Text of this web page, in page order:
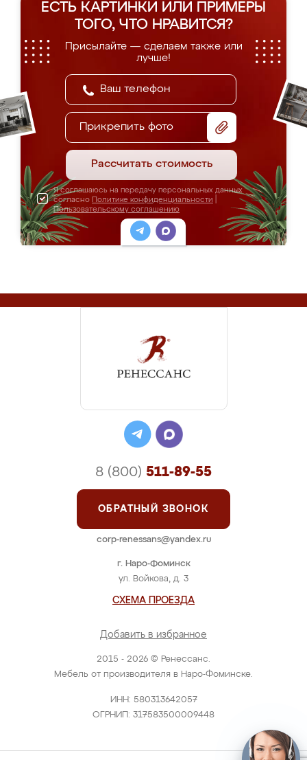
ЕСТЬ КАРТИНКИ ИЛИ ПРИМЕРЫ
ТОГО, ЧТО НРАВИТСЯ?
Присылайте — сделаем также или
лучше!
Прикрепить фото
Рассчитать стоимость
Я соглашаюсь на передачу персональных данных
согласно Политике конфиденциальности
Пользовательскому соглашению
2015 - 2026 © Ренессанс.
Мебель от производителя в Наро-Фоминске.
ИНН: 580313642057
ОГРНИП: 317583500009448
г. Наро-Фоминск
ул. Войкова, д. 3
СХЕМА ПРОЕЗДА
Добавить в избранное
8 (800) 511-89-55
ОБРАТНЫЙ ЗВОНОК
corp-renessans@yandex.ru